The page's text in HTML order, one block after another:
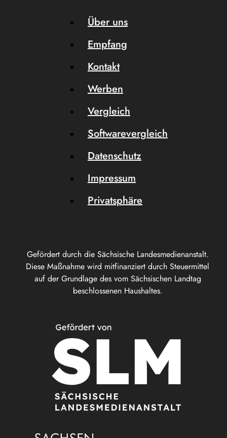
Gefördert durch die Sächsische Landesmedienanstalt.
Diese Maßnahme wird mitfinanziert durch Steuermittel
auf der Grundlage des vom Sächsischen Landtag
beschlossenen Haushaltes.
Über uns
Empfang
Kontakt
Werben
Vergleich
Softwarevergleich
Datenschutz
Impressum
Privatsphäre